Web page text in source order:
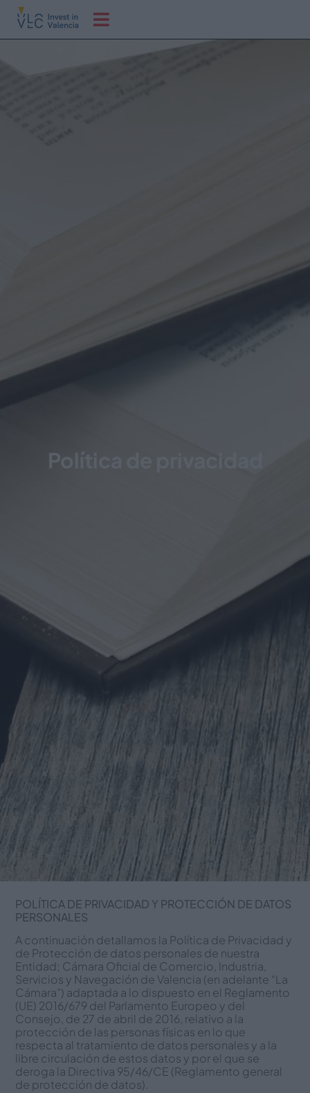
Política de privacidad
POLÍTICA DE PRIVACIDAD Y PROTECCIÓN DE DATOS
PERSONALES
A continuación detallamos la Política de Privacidad y
de Protección de datos personales de nuestra
Entidad; Cámara Oficial de Comercio, Industria,
Servicios y Navegación de Valencia (en adelante “La
Cámara”) adaptada a lo dispuesto en el Reglamento
(UE) 2016/679 del Parlamento Europeo y del
Consejo, de 27 de abril de 2016, relativo a la
protección de las personas físicas en lo que
respecta al tratamiento de datos personales y a la
libre circulación de estos datos y por el que se
deroga la Directiva 95/46/CE (Reglamento general
de protección de datos).